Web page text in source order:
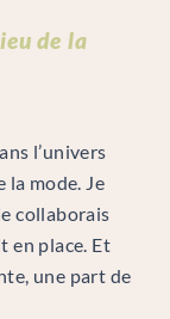
de la
l’univers
la mode. Je
collaborais
en place. Et
une part de